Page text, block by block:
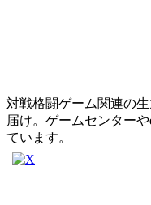
対戦格闘ゲーム関連の
届け。ゲームセンター
ています。